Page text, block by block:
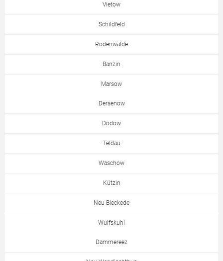
Vietow
Schildfeld
Rodenwalde
Banzin
Marsow
Dersenow
Dodow
Teldau
Waschow
Kützin
Neu Bleckede
Wulfskuhl
Dammereez